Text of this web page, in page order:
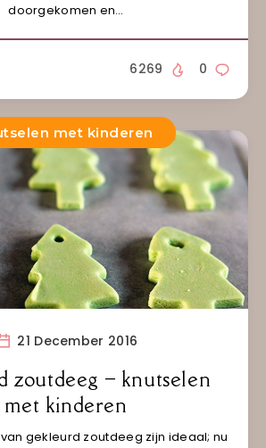
doorgekomen en…
0
6269
met kinderen
21 December 2016
zoutdeeg – knutselen
met kinderen
gekleurd zoutdeeg zijn ideaal; nu